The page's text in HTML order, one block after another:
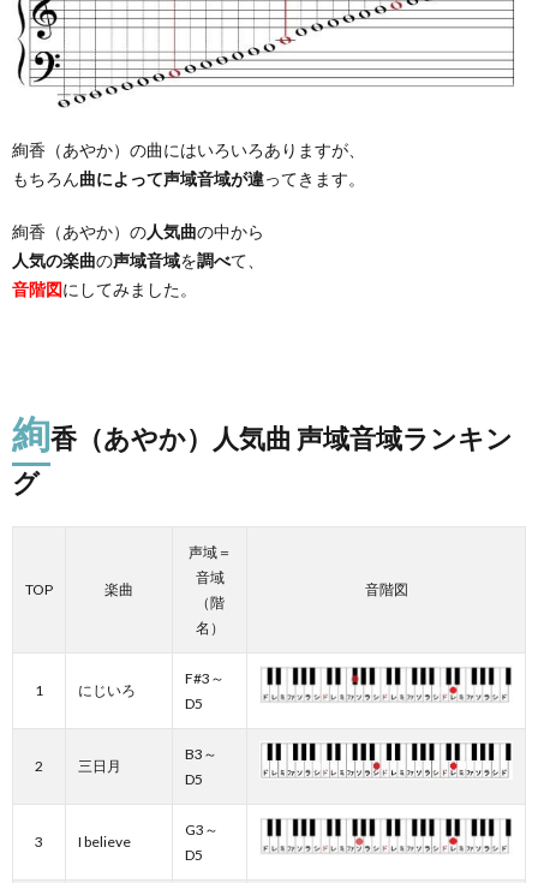
絢香（あやか）の曲にはいろいろありますが、
もちろん曲によって声域音域が違ってきます。
絢香（あやか）の人気曲の中から
人気の楽曲の声域音域を調べて、
音階図にしてみました。
絢香（あやか）人気曲 声域音域ランキン
グ
TOP 楽曲
声域＝
音域
（階
名）
音階図
1 にじいろ
F#3～
D5
2 三日月
B3～
D5
3 I believe
G3～
D5